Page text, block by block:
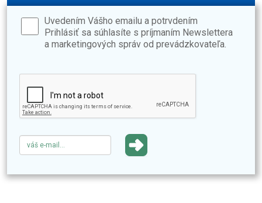
Uvedením Vášho emailu a potrvdením
Prihlásiť sa súhlasíte s príjmaním Newslettera
a marketingových správ od prevádzkovateľa.